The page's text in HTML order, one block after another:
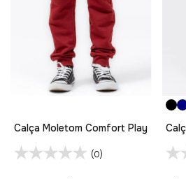
Calça Moletom Comfort Play
(0)